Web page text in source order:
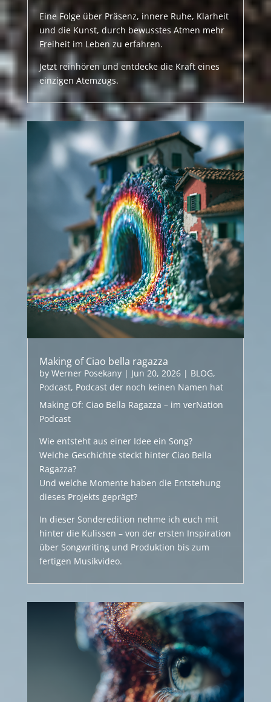
Eine Folge über Präsenz, innere Ruhe, Klarheit
und die Kunst, durch bewusstes Atmen mehr
Freiheit im Leben zu erfahren.
Jetzt reinhören und entdecke die Kraft eines
einzigen Atemzugs.
Making of Ciao bella ragazza
by Werner Posekany| Jun 20, 2026| BLOG,
Podcast, Podcast der noch keinen Namen hat
Making Of: Ciao Bella Ragazza – im verNation
Podcast
Wie entsteht aus einer Idee ein Song?
Welche Geschichte steckt hinter Ciao Bella
Ragazza?
Und welche Momente haben die Entstehung
dieses Projekts geprägt?
In dieser Sonderedition nehme ich euch mit
hinter die Kulissen – von der ersten Inspiration
über Songwriting und Produktion bis zum
fertigen Musikvideo.